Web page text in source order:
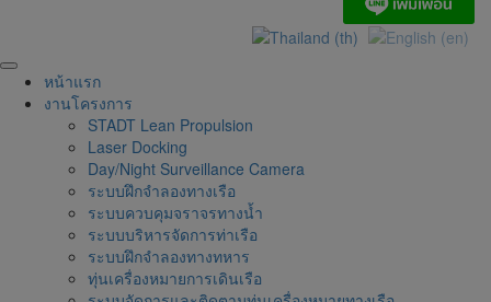
หน้าแรก
งานโครงการ
STADT Lean Propulsion
Laser Docking
Day/Night Surveillance Camera
ระบบฝึกจำลองทางเรือ
ระบบควบคุมจราจรทางน้ำ
ระบบบริหารจัดการท่าเรือ
ระบบฝึกจำลองทางทหาร
ทุ่นเครื่องหมายการเดินเรือ